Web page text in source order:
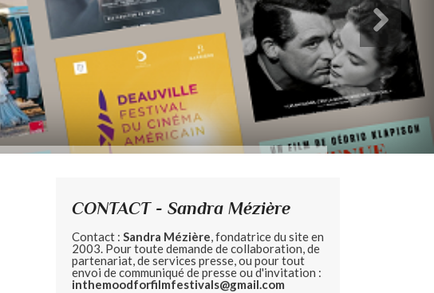
CONTACT - Sandra Mézière
Contact : Sandra Mézière, fondatrice du site en
2003. Pour toute demande de collaboration, de
partenariat, de services presse, ou pour tout
envoi de communiqué de presse ou d'invitation :
inthemoodforfilmfestivals@gmail.com